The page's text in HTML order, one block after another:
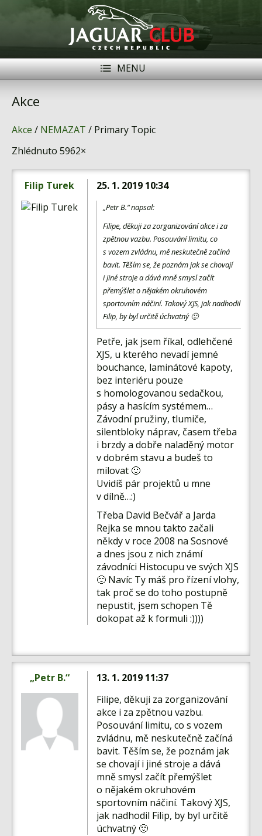
MENU
Členové
Naše vozy
Akce
Akce
Akce / NEMAZAT / Primary Topic
Zhlédnuto 5962×
Filip Turek 25. 1. 2019 10:34
„Petr B.“ napsal:
Filipe, děkuji za zorganizování akce i za
zpětnou vazbu. Posouvání limitu, co
s vozem zvládnu, mě neskutečně začíná
bavit. Těším se, že poznám jak se chovají
i jiné stroje a dává mně smysl začít
přemýšlet o nějakém okruhovém
sportovním náčiní. Takový XJS, jak nadhodil
Filip, by byl určitě úchvatný 🙂
Petře, jak jsem říkal, odlehčené
XJS, u kterého nevadí jemné
bouchance, laminátové kapoty,
bez interiéru pouze
s homologovanou sedačkou,
pásy a hasícím systémem…
Závodní pružiny, tlumiče,
silentbloky náprav, časem třeba
i brzdy a dobře naladěný motor
v dobrém stavu a budeš to
milovat 🙂
Uvidíš pár projektů u mne
v dílně…:)
Třeba David Bečvář a Jarda
Rejka se mnou takto začali
někdy v roce 2008 na Sosnové
a dnes jsou z nich známí
závodníci Histocupu ve svých XJS
🙂 Navíc Ty máš pro řízení vlohy,
tak proč se do toho postupně
nepustit, jsem schopen Tě
dokopat až k formuli :))))
„Petr B.“
13. 1. 2019 11:37
Filipe, děkuji za zorganizování
akce i za zpětnou vazbu.
Posouvání limitu, co s vozem
zvládnu, mě neskutečně začíná
bavit. Těším se, že poznám jak
se chovají i jiné stroje a dává
mně smysl začít přemýšlet
o nějakém okruhovém
sportovním náčiní. Takový XJS,
jak nadhodil Filip, by byl určitě
úchvatný 🙂